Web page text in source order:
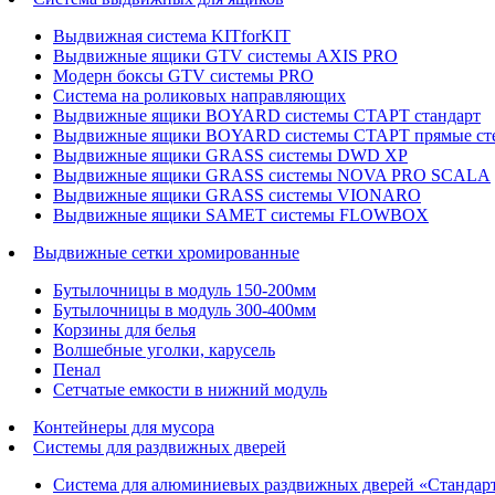
Выдвижная система KITforKIT
Выдвижные ящики GTV системы AXIS PRO
Модерн боксы GTV системы PRO
Система на роликовых направляющих
Выдвижные ящики BOYARD системы СТАРТ стандарт
Выдвижные ящики BOYARD системы СТАРТ прямые
Выдвижные ящики GRASS системы DWD XP
Выдвижные ящики GRASS системы NOVA PRO SCALA
Выдвижные ящики GRASS системы VIONARO
Выдвижные ящики SAMET системы FLOWBOX
Выдвижные сетки хромированные
Бутылочницы в модуль 150-200мм
Бутылочницы в модуль 300-400мм
Корзины для белья
Волшебные уголки, карусель
Пенал
Cетчатые емкости в нижний модуль
Контейнеры для мусора
Системы для раздвижных дверей
Система для алюминиевых раздвижных дверей